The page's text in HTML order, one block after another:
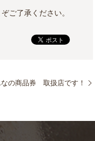
ご了承ください。
の商品券 取扱店です！